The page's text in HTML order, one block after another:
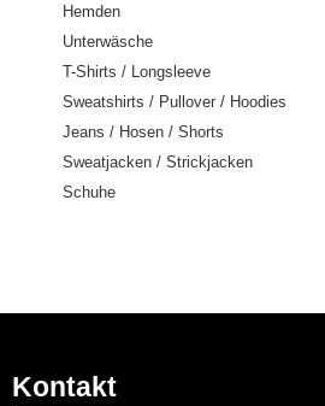
Hemden
Unterwäsche
T-Shirts / Longsleeve
Sweatshirts / Pullover / Hoodies
Jeans / Hosen / Shorts
Sweatjacken / Strickjacken
Schuhe
Kontakt